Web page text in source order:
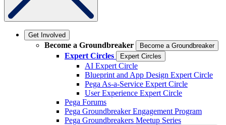
Get Involved
Become a Groundbreaker Become a Groundbreaker
Expert Circles Expert Circles
AI Expert Circle
Blueprint and App Design Expert Circle
Pega As-a-Service Expert Circle
User Experience Expert Circle
Pega Forums
Pega Groundbreaker Engagement Program
Pega Groundbreakers Meetup Series